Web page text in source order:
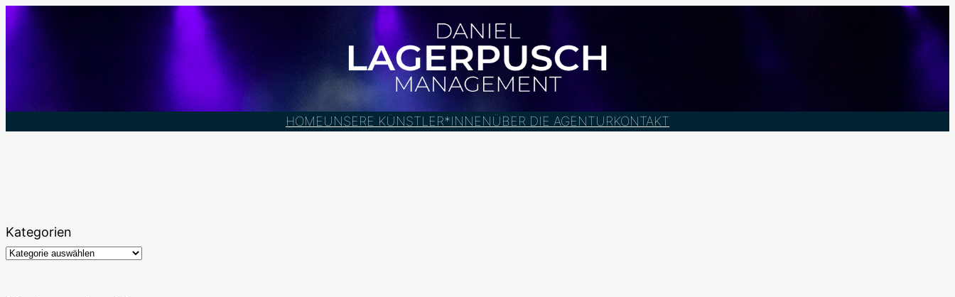
Zum
Inhalt
springen
HOMEUNSERE KÜNSTLER*INNENÜBER DIE AGENTURKONTAKT
Kategorien